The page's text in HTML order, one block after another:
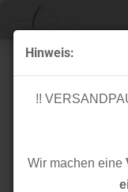
Hinweis:
!!
Wir machen eine
Baumwoll